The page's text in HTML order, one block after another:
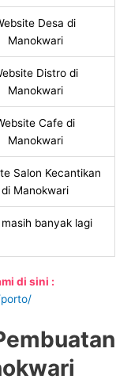
Desa di
Manokwari
Distro di
Manokwari
Cafe di
Manokwari
Salon Kecantikan
di Manokwari
masih banyak lagi
di sini :